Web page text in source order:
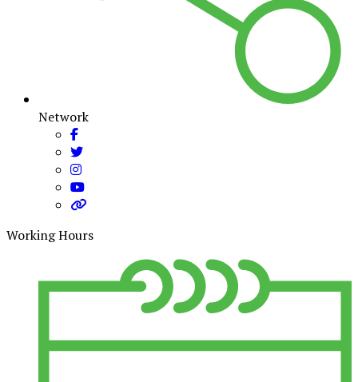
Network
Working Hours